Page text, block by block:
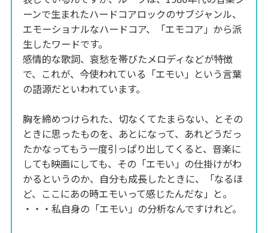
ーンで生まれたハードコアロックのサブジャンル、
エモーショナルなハードコア、「エモコア」から派
生したワードです。
感情的な歌詞、哀愁を帯びたメロディなどが特徴
で、これが、今使われている「エモい」という言葉
の語源だといわれています。
胸を締めつけられた、切なくてたまらない、とその
ときに思ったものを、あとになって、あれどうだっ
たかなってもう一度引っぱり出してくると、音楽に
しても映画にしても、その「エモい」の仕掛けがわ
かるというのか、自分も成長したときに、「なるほ
ど、ここにあの時エモいって感じたんだな」と。
・・・私自身の「エモい」の分析なんですけれど。